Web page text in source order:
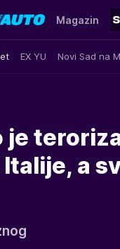
EX YU Novi Sad na
Magazin
je
a